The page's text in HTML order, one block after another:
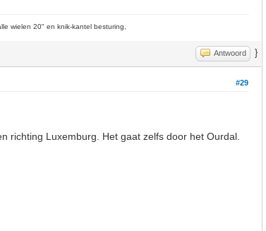
wielen 20" en knik-kantel besturing,
Antwoord }
#29
richting Luxemburg. Het gaat zelfs door het Ourdal.